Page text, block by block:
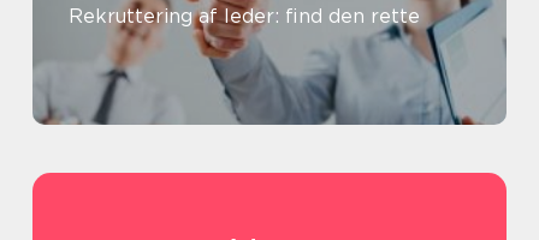
Rekruttering af leder: find den rette